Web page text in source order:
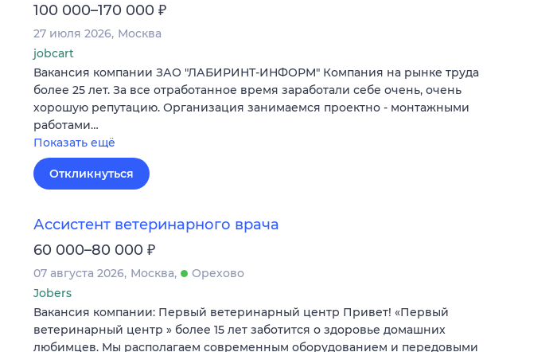
100 000–170 000 ₽
27 июля 2026 Москва
jobcart
Вакансия компании ЗАО "ЛАБИРИНТ-ИНФОРМ" Компания на рынке труда
более 25 лет. За все отработанное время заработали себе очень, очень
хорошую репутацию. Организация занимаемся проектно - монтажными
работами…
Показать ещё
Откликнуться
Ассистент ветеринарного врача
60 000–80 000 ₽
07 августа 2026 Москва
Орехово
Jobers
Вакансия компании: Первый ветеринарный центр Привет! «Первый
ветеринарный центр » более 15 лет заботится о здоровье домашних
любимцев. Мы располагаем современным оборудованием и передовыми